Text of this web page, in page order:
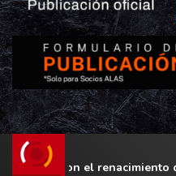
con el renacimiento del